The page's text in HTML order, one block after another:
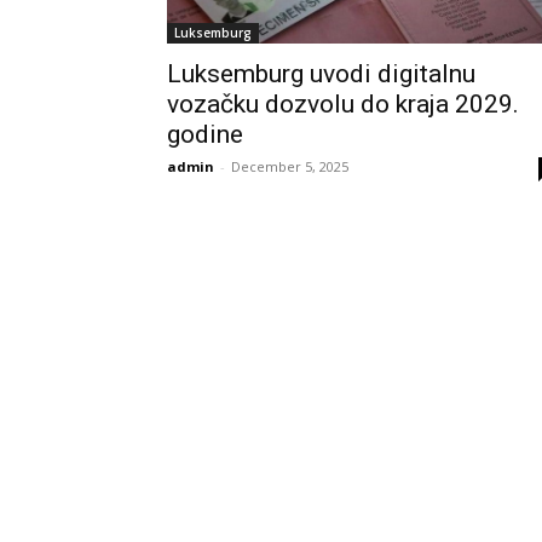
Luksemburg
Luksemburg uvodi digitalnu
vozačku dozvolu do kraja 2029.
godine
admin - December 5, 2025